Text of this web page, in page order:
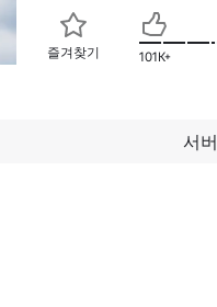
즐겨찾기 101K+
서버